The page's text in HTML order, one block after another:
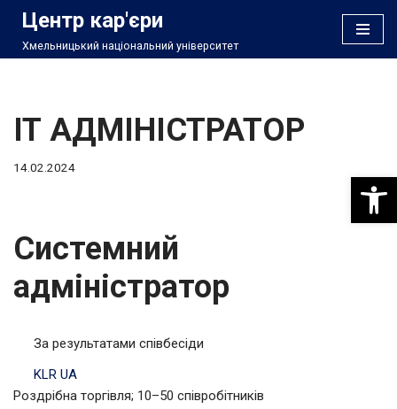
Перейти
Центр кар'єри
Хмельницький національний університет
ІТ АДМІНІСТРАТОР
14.02.2024
Системний
адміністратор
За результатами співбесіди
KLR UA
Роздрібна торгівля; 10–50 співробітників